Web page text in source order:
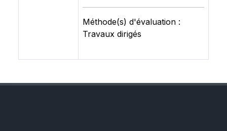
Méthode(s) d'évaluation :
Travaux dirigés